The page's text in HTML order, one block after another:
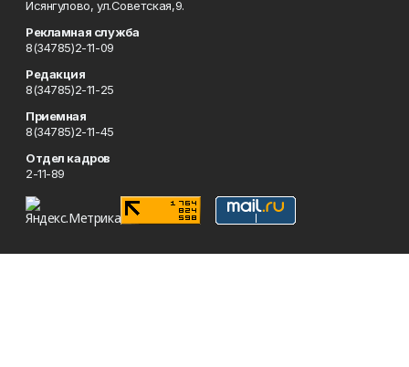
Исянгулово, ул.Советская,9.
Рекламная служба
8(34785)2-11-09
Редакция
8(34785)2-11-25
Приемная
8(34785)2-11-45
Отдел кадров
2-11-89